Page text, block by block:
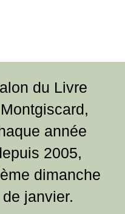
du Livre
année
2005,
dimanche
de janvier.